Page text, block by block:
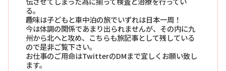
る。
趣味は子どもと車中泊の旅でいずれは日本一周！
今は体調の関係であまり出られませんが、その内に九
州から北へと攻め、こちらも旅記事として残している
ので是非ご覧下さい。
お仕事のご用命はTwitterのDMまで宜しくお願い致し
ます。